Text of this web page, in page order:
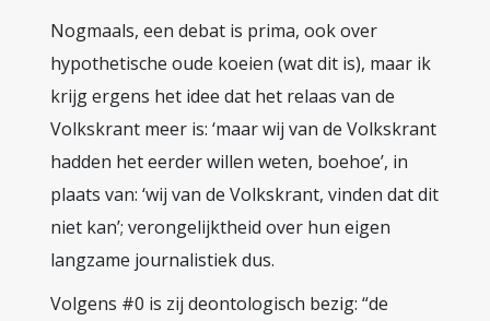
Nogmaals, een debat is prima, ook over
hypothetische oude koeien (wat dit is), maar ik
krijg ergens het idee dat het relaas van de
Volkskrant meer is: ‘maar wij van de Volkskrant
hadden het eerder willen weten, boehoe’, in
plaats van: ‘wij van de Volkskrant, vinden dat dit
niet kan’; verongelijktheid over hun eigen
langzame journalistiek dus.
Volgens #0 is zij deontologisch bezig: “de